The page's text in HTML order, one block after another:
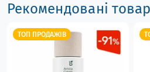
Рекомендовані
ТОП ПРОДАЖІВ